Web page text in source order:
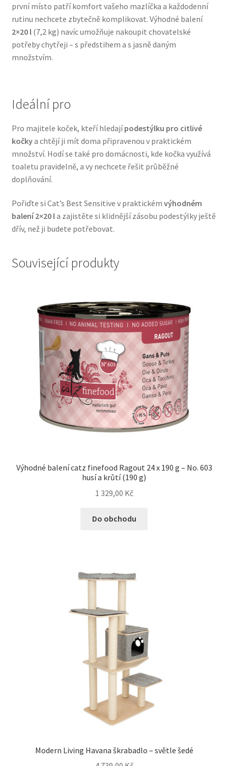
Přepravky pro psy
Purizon pro psy — Vysoký obsah masa, bez obilovin
Wolf of Wilderness
první místo patří komfort vašeho mazlíčka a každodenní
rutinu nechcete zbytečně komplikovat. Výhodné balení
2×20 l(7,2 kg) navíc umožňuje nakoupit chovatelské
potřeby chytřeji – s předstihem a s jasně daným
množstvím.
Ideální pro
Pro majitele koček, kteří hledajípodestýlku pro citlivé
kočkya chtějí ji mít doma připravenou v praktickém
množství. Hodí se také pro domácnosti, kde kočka využívá
toaletu pravidelně, a vy nechcete řešit průběžné
doplňování.
Pořiďte si Cat’s Best Sensitive v praktickém výhodném
balení 2×20 la zajistěte si klidnější zásobu podestýlky ještě
dřív, než ji budete potřebovat.
Související produkty
Výhodné balení catz finefood Ragout 24 x 190 g – No. 603
husí a krůtí (190 g)
1 329,00 Kč
Do obchodu
Modern Living Havana škrabadlo – světle šedé